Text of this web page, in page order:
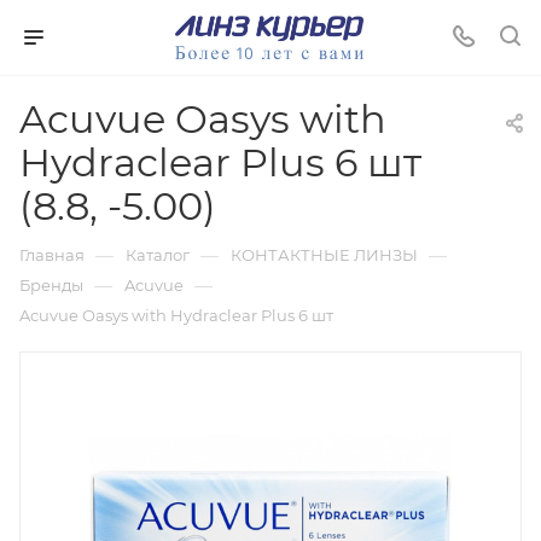
Acuvue Oasys with
Hydraclear Plus 6 шт
(8.8, -5.00)
Главная — Каталог — КОНТАКТНЫЕ ЛИНЗЫ —
Бренды — Acuvue —
Acuvue Oasys with Hydraclear Plus 6 шт